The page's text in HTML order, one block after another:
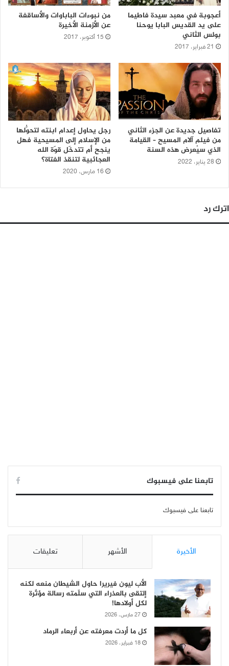
أعجوبة في معبد سيدة فاطيما
على يد القديس البابا يوحنا
بولس الثاني
21 فبراير، 2017
من نبوءات الباباوات والأساقفة
عن الأزمنة الأخيرة
15 أكتوبر، 2017
تفاصيل جديدة عن الجزء الثاني
من فيلم آلام المسيح – القيامة
الذي سيُعرض هذه السنة
28 يناير، 2022
رجل يحاول إعدام ابنته لتحوُّلها
من الإسلام إلى المسيحية فهل
ينجح أم تتدخّل قوّة الله
العجائبية لتنقذ الفتاة؟
16 مارس، 2020
اترك رد
تابعنا على فيسبوك
تابعنا على فيسبوك
الأخيرة الأشهر تعليقات
الأب ليون فيريرا حاول الشيطان منعه لكنه
إلتقى بالعذراء التي سلّمته رسالة مؤثّرة
لكل أولادها!
27 مارس، 2026
كل ما أردت معرفته عن أربعاء الرماد
18 فبراير، 2026